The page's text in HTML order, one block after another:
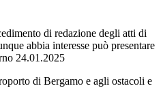
di redazione degli atti di
abbia interesse può presentare
24.01.2025
di Bergamo e agli ostacoli e